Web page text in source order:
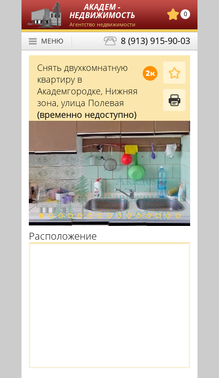
АКАДЕМ -
НЕДВИЖИМОСТЬ
Агентство недвижимости
0
8 (913) 915-90-03
МЕНЮ
2к
Снять двухкомнатную
квартиру в
Академгородке, Нижняя
зона, улица Полевая
(временно недоступно)
Расположение